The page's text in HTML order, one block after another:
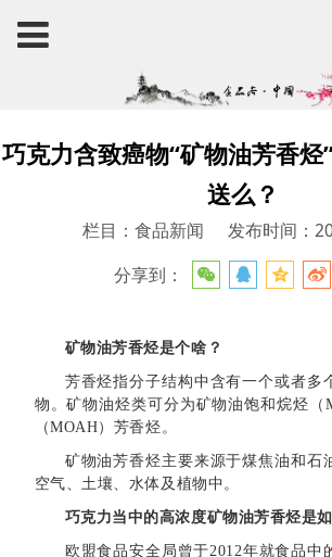
巧克力含致癌物“矿物油芳香烃
送么？
栏目：食品新闻
发布时间：
分享到：
矿物油芳香烃是个啥？
芳香烃指分子结构中含有一个或者多
物。矿物油烃类可分为矿物油饱和烷烃（
（MOAH）芳香烃。
矿物油芳香烃主要来源于煤焦油和石
空气、土壤、水体及植物中。
巧克力当中的高浓度矿物油芳香烃是
欧盟食品安全局曾于2012年就食品中